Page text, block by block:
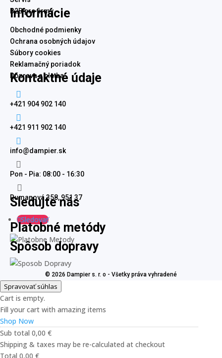
B2B pre firmy
Informácie
Obchodné podmienky
Ochrana osobných údajov
Súbory cookies
Reklamačný poriadok
Doprava a platba
Kontaktné údaje

+421 904 902 140

+421 911 902 140

info@dampier.sk

Pon - Pia: 08:00 - 16:30

Rumanová 358, 951 37
Sledujte nás
Sledovať
Platobné metódy
Spôsob dopravy
© 2026 Dampier s. r. o - Všetky práva vyhradené
Spravovať súhlas
Cart is empty.
Fill your cart with amazing items
Shop Now
Sub total 0,00 €
Shipping & taxes may be re-calculated at checkout
Total 0,00 €